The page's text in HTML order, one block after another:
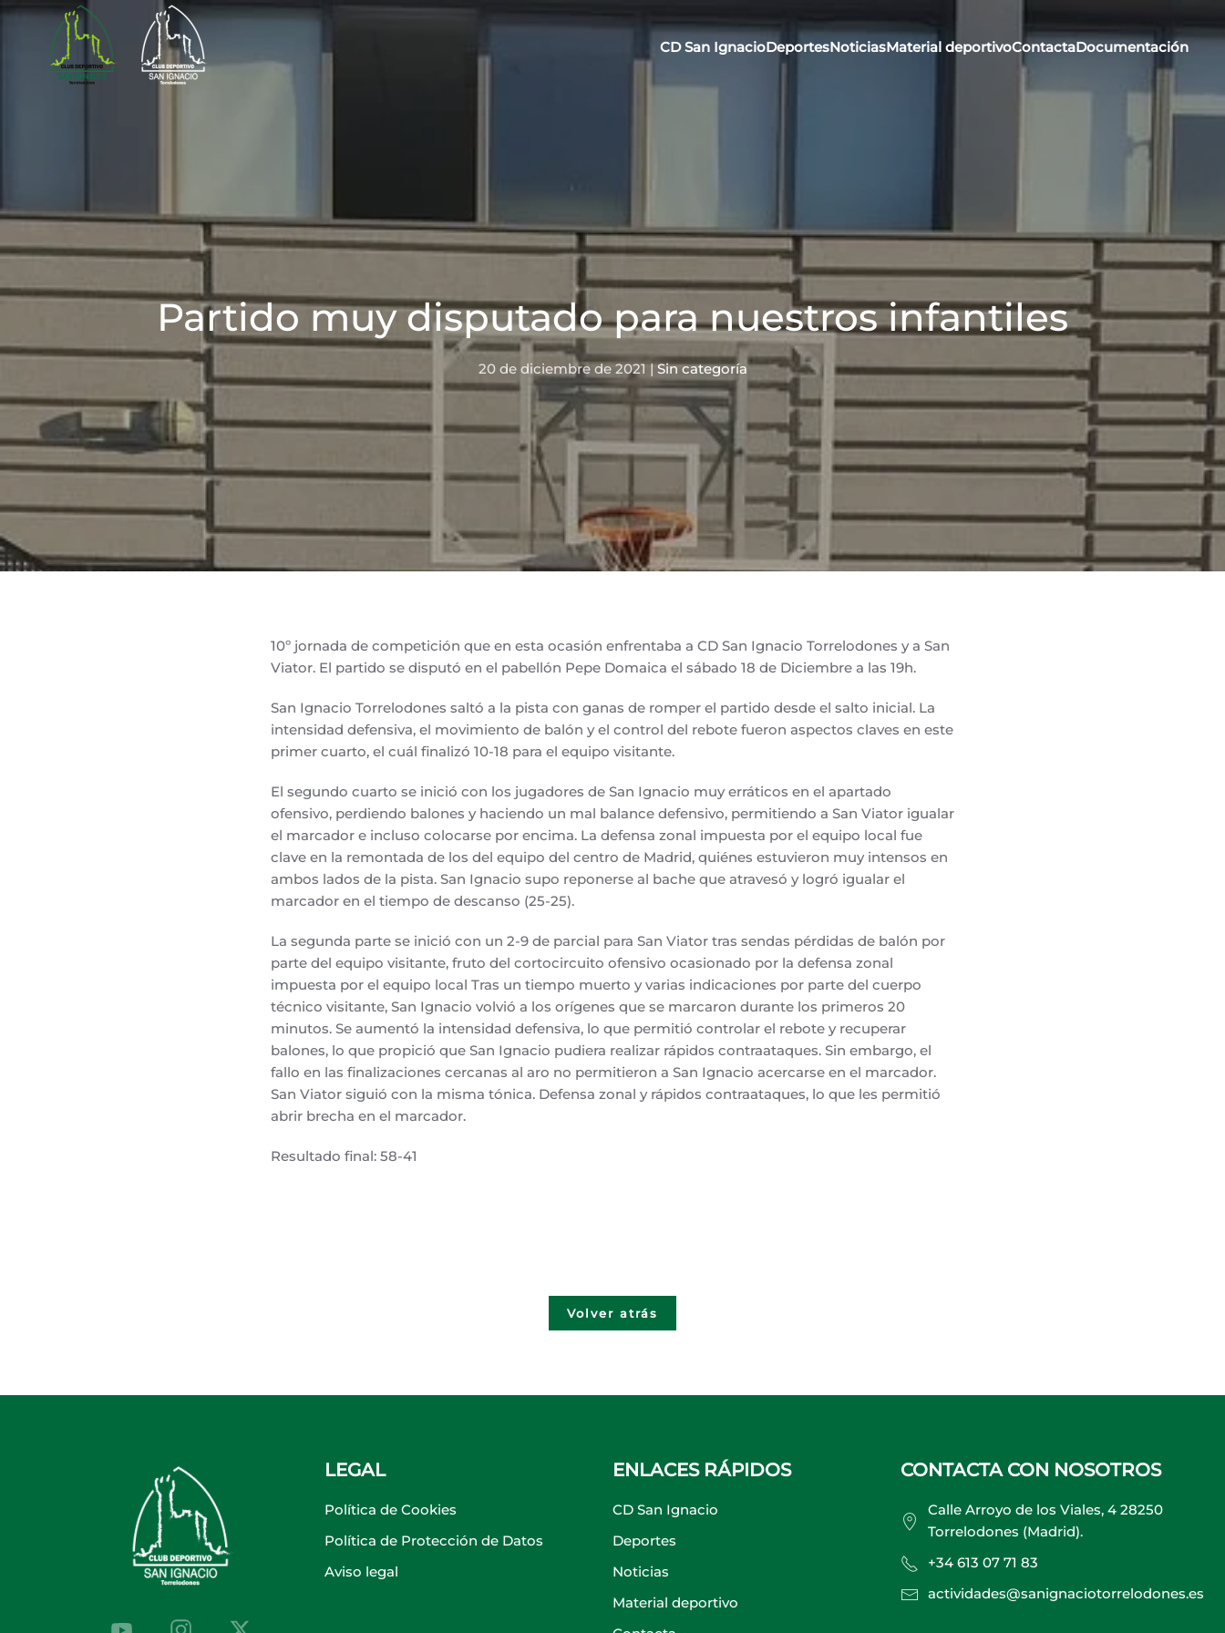
Skip to main content CD San IgnacioDeportesNoticiasMaterial deportivoContactaDocumentación
Partido muy disputado para nuestros infantiles
20 de diciembre de 2021|Sin categoría
10º jornada de competición que en esta ocasión enfrentaba a CD San Ignacio Torrelodones y a San
Viator. El partido se disputó en el pabellón Pepe Domaica el sábado 18 de Diciembre a las 19h.
San Ignacio Torrelodones saltó a la pista con ganas de romper el partido desde el salto inicial. La
intensidad defensiva, el movimiento de balón y el control del rebote fueron aspectos claves en este
primer cuarto, el cuál finalizó 10-18 para el equipo visitante.
El segundo cuarto se inició con los jugadores de San Ignacio muy erráticos en el apartado
ofensivo, perdiendo balones y haciendo un mal balance defensivo, permitiendo a San Viator igualar
el marcador e incluso colocarse por encima. La defensa zonal impuesta por el equipo local fue
clave en la remontada de los del equipo del centro de Madrid, quiénes estuvieron muy intensos en
ambos lados de la pista. San Ignacio supo reponerse al bache que atravesó y logró igualar el
marcador en el tiempo de descanso (25-25).
La segunda parte se inició con un 2-9 de parcial para San Viator tras sendas pérdidas de balón por
parte del equipo visitante, fruto del cortocircuito ofensivo ocasionado por la defensa zonal
impuesta por el equipo local Tras un tiempo muerto y varias indicaciones por parte del cuerpo
técnico visitante, San Ignacio volvió a los orígenes que se marcaron durante los primeros 20
minutos. Se aumentó la intensidad defensiva, lo que permitió controlar el rebote y recuperar
balones, lo que propició que San Ignacio pudiera realizar rápidos contraataques. Sin embargo, el
fallo en las finalizaciones cercanas al aro no permitieron a San Ignacio acercarse en el marcador.
San Viator siguió con la misma tónica. Defensa zonal y rápidos contraataques, lo que les permitió
abrir brecha en el marcador.
Resultado final: 58-41
Volver atrás
LEGAL
Política de Cookies
Política de Protección de Datos
Aviso legal
ENLACES RÁPIDOS
CD San Ignacio
Deportes
Noticias
Material deportivo
CONTACTA CON NOSOTROS
Calle Arroyo de los Viales, 4 28250
Torrelodones (Madrid).
+34 613 07 71 83
actividades@sanignaciotorrelodones.es